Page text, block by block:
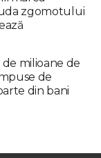
zgomotului
milioane de
de
din bani